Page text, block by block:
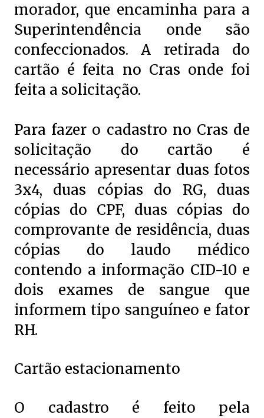
morador, que encaminha para a
Superintendência onde são
confeccionados. A retirada do
cartão é feita no Cras onde foi
feita a solicitação.
Para fazer o cadastro no Cras de
solicitação do cartão é
necessário apresentar duas fotos
3x4, duas cópias do RG, duas
cópias do CPF, duas cópias do
comprovante de residência, duas
cópias do laudo médico
contendo a informação CID-10 e
dois exames de sangue que
informem tipo sanguíneo e fator
RH.
Cartão estacionamento
O cadastro é feito pela